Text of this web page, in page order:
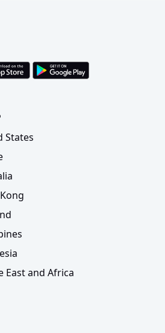
States
East and Africa